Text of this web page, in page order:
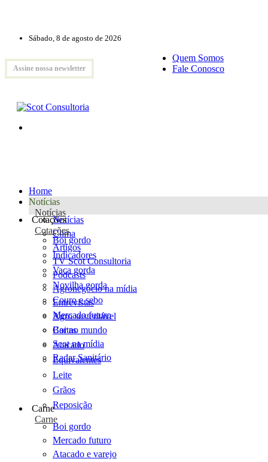
Sábado, 8 de agosto de 2026
Assine nossa newsletter
Quem Somos
Fale Conosco
Home
Notícias
Notícias
Notícias
Clima
Artigos
TV Scot Consultoria
Podcasts
Agronegócio na mídia
Entrevistas
Agro sustentável
Cartas
Scot na mídia
Radar Sanitário
Cotações
Cotações
Boi gordo
Indicadores
Vaca gorda
Novilha gorda
Couro e sebo
Mercado futuro
Boi no mundo
Atacado
Equivalentes
Leite
Grãos
Reposição
Carne
Carne
Boi gordo
Mercado futuro
Atacado e varejo